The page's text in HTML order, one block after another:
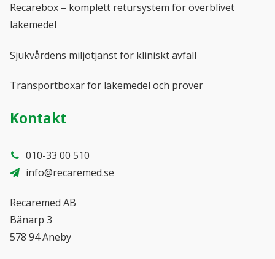
Recarebox – komplett retursystem för överblivet
läkemedel
Sjukvårdens miljötjänst för kliniskt avfall
Transportboxar för läkemedel och prover
Kontakt
010-33 00 510
info@recaremed.se
Recaremed AB
Bänarp 3
578 94 Aneby